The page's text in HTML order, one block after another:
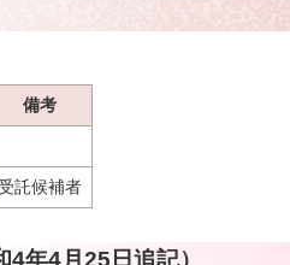
備考
託候補者